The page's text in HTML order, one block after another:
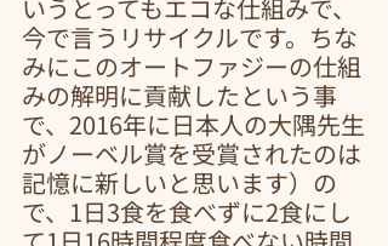
いうとってもエコな仕組みで、
今で言うリサイクルです。ちな
みにこのオートファジーの仕組
みの解明に貢献したという事
で、2016年に日本人の大隅先生
がノーベル賞を受賞されたのは
記憶に新しいと思います）の
で、1日3食を食べずに2食にし